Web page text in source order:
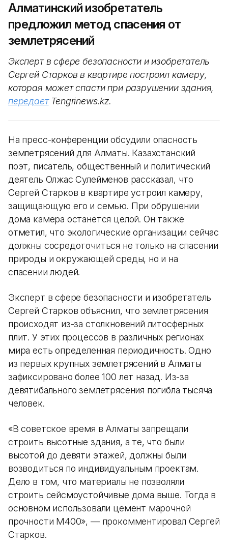
Алматинский изобретатель
предложил метод спасения от
землетрясений
Эксперт в сфере безопасности и изобретатель
Сергей Старков в квартире построил камеру,
которая может спасти при разрушении здания,
передаетTengrinews.kz.
На пресс-конференции обсудили опасность
землетрясений для Алматы. Казахстанский
поэт, писатель, общественный и политический
деятель Олжас Сулейменов рассказал, что
Сергей Старков в квартире устроил камеру,
защищающую его и семью. При обрушении
дома камера останется целой. Он также
отметил, что экологические организации сейчас
должны сосредоточиться не только на спасении
природы и окружающей среды, но и на
спасении людей.
Эксперт в сфере безопасности и изобретатель
Сергей Старков объяснил, что землетрясения
происходят из-за столкновений литосферных
плит. У этих процессов в различных регионах
мира есть определенная периодичность. Одно
из первых крупных землетрясений в Алматы
зафиксировано более 100 лет назад. Из-за
девятибального землетрясения погибла тысяча
человек.
«В советское время в Алматы запрещали
строить высотные здания, а те, что были
высотой до девяти этажей, должны были
возводиться по индивидуальным проектам.
Дело в том, что материалы не позволяли
строить сейсмоустойчивые дома выше. Тогда в
основном использовали цемент марочной
прочности M400», — прокомментировал Сергей
Старков.